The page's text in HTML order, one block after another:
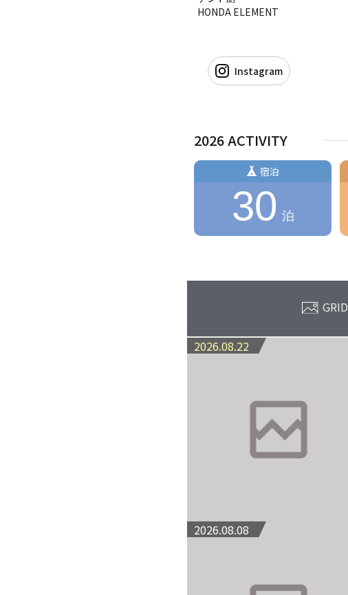
HONDA ELEMENT
Instagram
2026 ACTIVITY
宿泊
30 泊
GRID
2026.08.22
2026.08.08